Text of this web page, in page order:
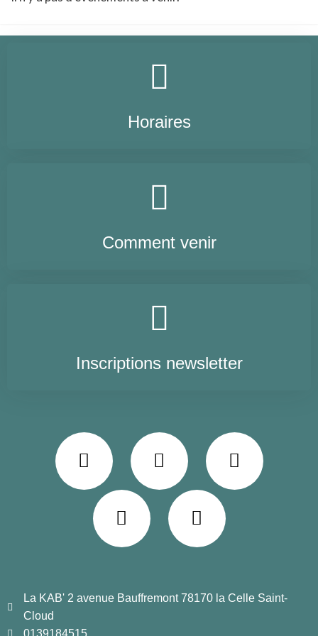
Horaires
Comment venir
Inscriptions newsletter
La KAB' 2 avenue Bauffremont 78170 la Celle Saint-
Cloud
0139184515